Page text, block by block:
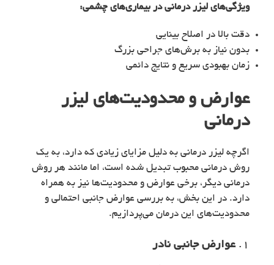
ویژگی‌های لیزر درمانی در بیماری‌های چشمی:
دقت بالا در اصلاح بینایی
بدون نیاز به برش‌های جراحی بزرگ
زمان بهبودی سریع و نتایج دائمی
عوارض و محدودیت‌های لیزر
درمانی
اگرچه لیزر درمانی به دلیل مزایای زیادی که دارد، به یک
روش درمانی محبوب تبدیل شده است، اما مانند هر روش
درمانی دیگر، برخی عوارض و محدودیت‌ها نیز به همراه
دارد. در این بخش، به بررسی عوارض جانبی احتمالی و
محدودیت‌های این درمان می‌پردازیم.
1. عوارض جانبی نادر